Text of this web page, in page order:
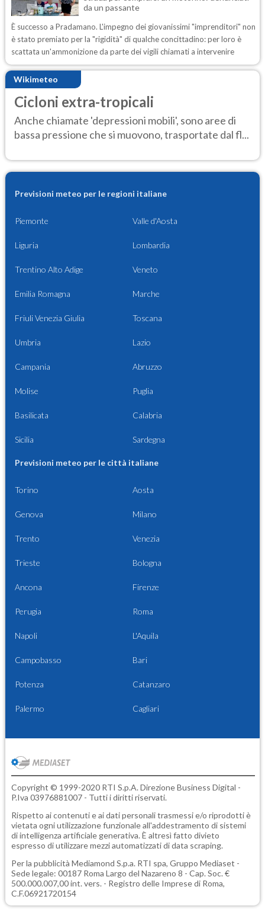
da un passante
È successo a Pradamano. L'impegno dei giovanissimi "imprenditori" non
è stato premiato per la "rigidità" di qualche concittadino: per loro è
scattata un'ammonizione da parte dei vigili chiamati a intervenire
Wikimeteo
Cicloni extra-tropicali
Anche chiamate 'depressioni mobili', sono aree di
bassa pressione che si muovono, trasportate dal fl...
Previsioni meteo per le regioni italiane
Piemonte Valle d'Aosta
Liguria Lombardia
Trentino Alto Adige Veneto
Emilia Romagna Marche
Friuli Venezia Giulia Toscana
Umbria Lazio
Campania Abruzzo
Molise Puglia
Basilicata Calabria
Sicilia Sardegna
Previsioni meteo per le città italiane
Torino Aosta
Genova Milano
Trento Venezia
Trieste Bologna
Ancona Firenze
Perugia Roma
Napoli L'Aquila
Campobasso Bari
Potenza Catanzaro
Palermo Cagliari
Copyright © 1999-2020 RTI S.p.A. Direzione Business Digital -
P.Iva 03976881007 - Tutti i diritti riservati.
Rispetto ai contenuti e ai dati personali trasmessi e/o riprodotti è
vietata ogni utilizzazione funzionale all'addestramento di sistemi
di intelligenza artificiale generativa. È altresì fatto divieto
espresso di utilizzare mezzi automatizzati di data scraping.
Per la pubblicità Mediamond S.p.a. RTI spa, Gruppo Mediaset -
Sede legale: 00187 Roma Largo del Nazareno 8 - Cap. Soc. €
500.000.007,00 int. vers. - Registro delle Imprese di Roma,
C.F.06921720154